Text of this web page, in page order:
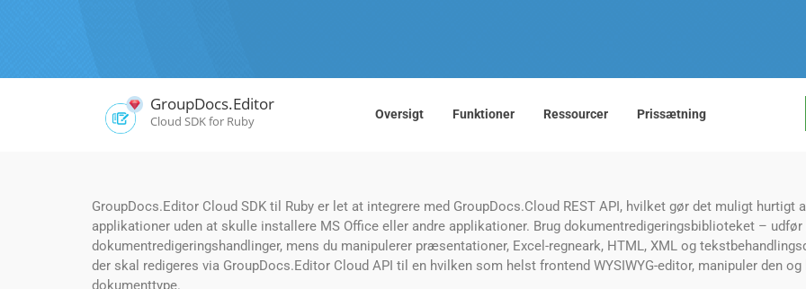
GroupDocs.Editor
Cloud SDK for Ruby Oversigt Funktioner Ressourcer Prissætning
GroupDocs.Editor Cloud SDK til Ruby er let at integrere med GroupDocs.Cloud REST API, hvilket gør det muligt
applikationer uden at skulle installere MS Office eller andre applikationer. Brug dokumentredigeringsbiblioteket –
dokumentredigeringshandlinger, mens du manipulerer præsentationer, Excel-regneark, HTML, XML og
der skal redigeres via GroupDocs.Editor Cloud API til en hvilken som helst frontend WYSIWYG-editor, manipuler den
dokumenttype.